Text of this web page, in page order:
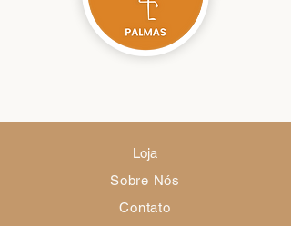
Loja
Sobre Nós
Contato